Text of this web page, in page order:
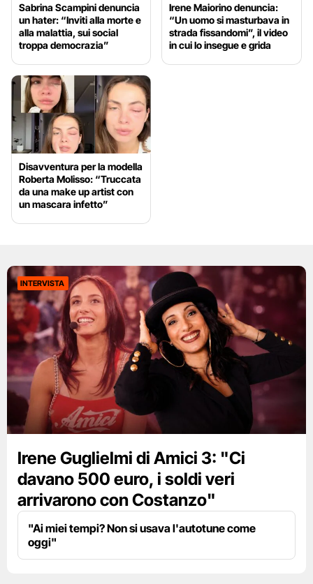
Sabrina Scampini denuncia
un hater: “Inviti alla morte e
alla malattia, sui social
troppa democrazia”
Irene Maiorino denuncia:
“Un uomo si masturbava in
strada fissandomi”, il video
in cui lo insegue e grida
Disavventura per la modella
Roberta Molisso: “Truccata
da una make up artist con
un mascara infetto”
INTERVISTA
Irene Guglielmi di Amici 3: "Ci
davano 500 euro, i soldi veri
arrivarono con Costanzo"
"Ai miei tempi? Non si usava l'autotune come
oggi"